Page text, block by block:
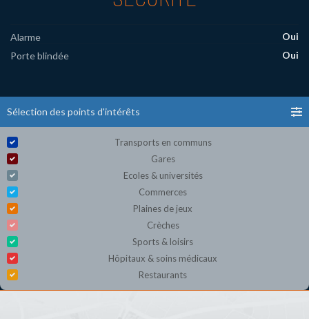
Alarme
Oui
Porte blindée
Oui
Sélection des points d'intérêts
Transports en communs
Gares
Ecoles & universités
Commerces
Plaines de jeux
Crèches
Sports & loisirs
Hôpitaux & soins médicaux
Restaurants